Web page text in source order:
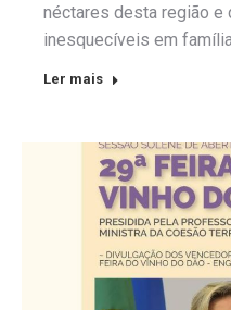
néctares desta região
inesquecíveis em
Ler mais